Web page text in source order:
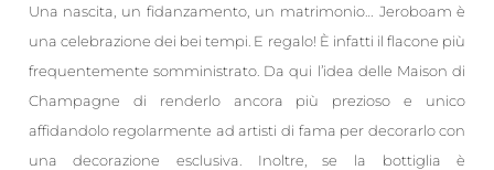
Una nascita, un fidanzamento, un matrimonio… Jeroboam è
una celebrazione dei bei tempi. E regalo! È infatti il flacone più
frequentemente somministrato. Da qui l’idea delle Maison di
Champagne di renderlo ancora più prezioso e unico
affidandolo regolarmente ad artisti di fama per decorarlo con
una decorazione esclusiva. Inoltre, se la bottiglia è